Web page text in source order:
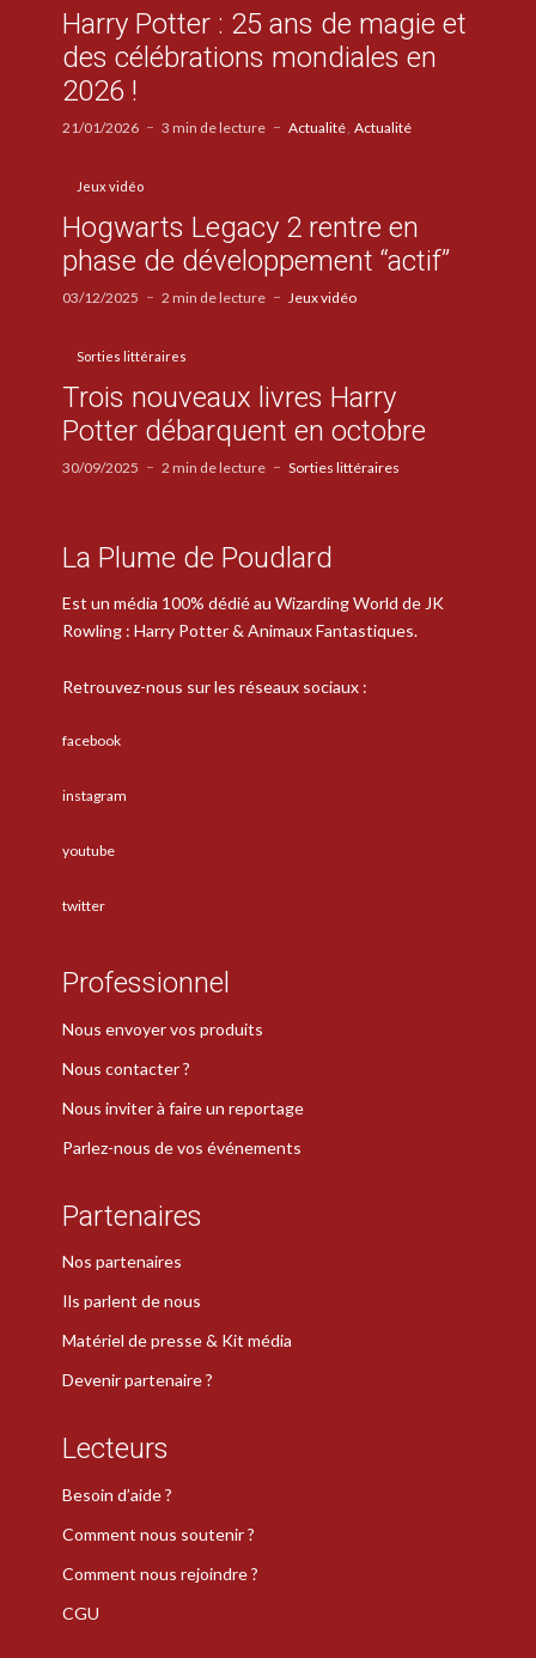
Harry Potter : 25 ans de magie et
des célébrations mondiales en
2026 !
21/01/2026 3 min de lecture Actualité Actualité
Jeux vidéo
Hogwarts Legacy 2 rentre en
phase de développement “actif”
03/12/2025 2 min de lecture Jeux vidéo
Sorties littéraires
Trois nouveaux livres Harry
Potter débarquent en octobre
30/09/2025 2 min de lecture Sorties littéraires
La Plume de Poudlard
Est un média 100% dédié au Wizarding World de JK
Rowling : Harry Potter & Animaux Fantastiques.
Retrouvez-nous sur les réseaux sociaux :
facebook
instagram
youtube
twitter
Professionnel
Nous envoyer vos produits
Nous contacter ?
Nous inviter à faire un reportage
Parlez-nous de vos événements
Partenaires
Nos partenaires
Ils parlent de nous
Matériel de presse & Kit média
Devenir partenaire ?
Lecteurs
Besoin d’aide ?
Comment nous soutenir ?
Comment nous rejoindre ?
CGU